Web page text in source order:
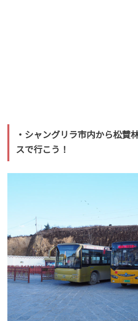
・シャングリラ市内から松賛
スで行こう！